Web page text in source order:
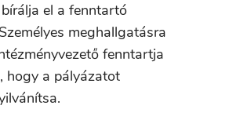
el a fenntartó
meghallgatásra
fenntartja
hogy a pályázatot